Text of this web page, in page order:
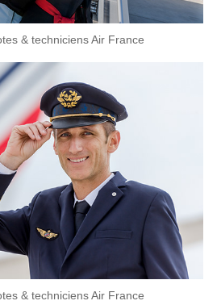
& techniciens Air France
& techniciens Air France